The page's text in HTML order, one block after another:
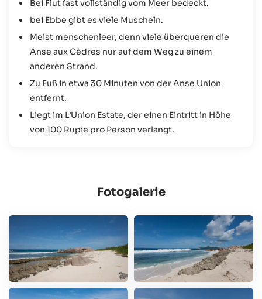
Bei Flut fast vollständig vom Meer bedeckt.
bei Ebbe gibt es viele Muscheln.
Meist menschenleer, denn viele überqueren die
Anse aux Cèdres nur auf dem Weg zu einem
anderen Strand.
Zu Fuß in etwa 30 Minuten von der Anse Union
entfernt.
Liegt im L’Union Estate, der einen Eintritt in Höhe
von 100 Rupie pro Person verlangt.
Fotogalerie